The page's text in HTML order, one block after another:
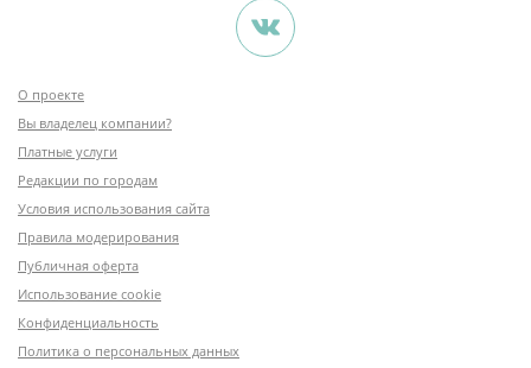
О проекте
Вы владелец компании?
Платные услуги
Редакции по городам
Условия использования сайта
Правила модерирования
Публичная оферта
Использование cookie
Конфиденциальность
Политика о персональных данных